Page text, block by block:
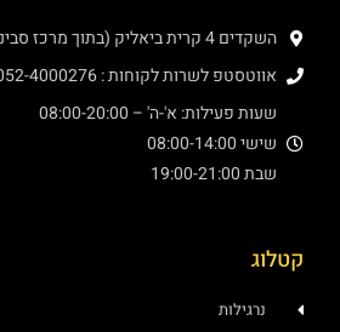
השקדים 4 קרית ביאליק (בתוך מרכז סביניה)
אווטסטפ לשרות לקוחות : 052-4000276
שעות פעילות: א'-ה' – 08:00-20:00
שישי 08:00-14:00
שבת 19:00-21:00
קטלוג
נרגילות